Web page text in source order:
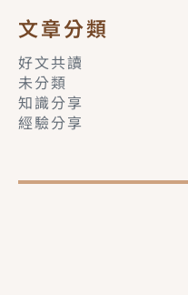
文章分類
好文共讀
未分類
知識分享
經驗分享